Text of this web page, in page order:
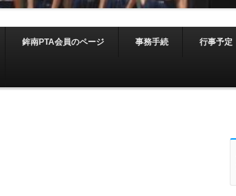
鉾南PTA会員のページ 事務手続 行事予定